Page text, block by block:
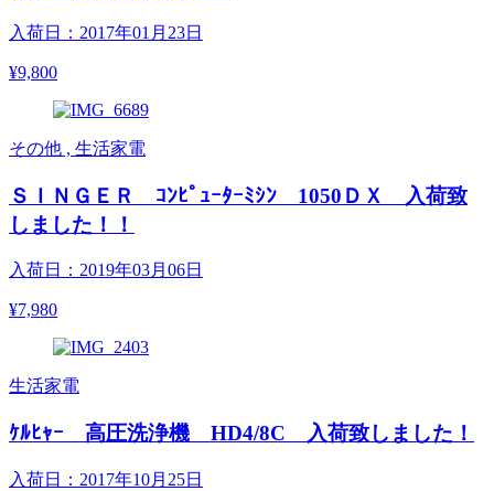
入荷日：2017年01月23日
¥9,800
その他 , 生活家電
ＳＩＮＧＥＲ ｺﾝﾋﾟｭｰﾀｰﾐｼﾝ 1050ＤＸ 入荷致
しました！！
入荷日：2019年03月06日
¥7,980
生活家電
ｹﾙﾋｬｰ 高圧洗浄機 HD4/8C 入荷致しました！
入荷日：2017年10月25日